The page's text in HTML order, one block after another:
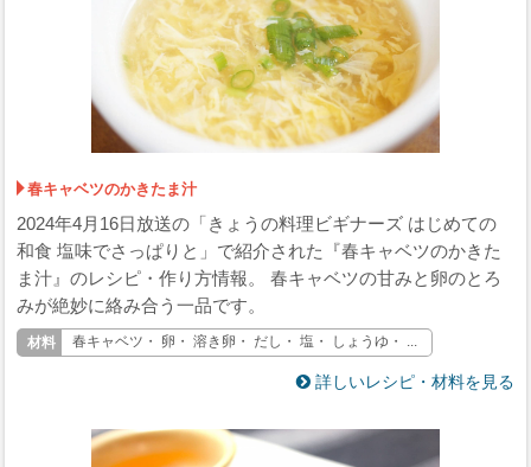
春キャベツのかきたま汁
2024年4月16日放送の「きょうの料理ビギナーズ はじめての
和食 塩味でさっぱりと」で紹介された『春キャベツのかきた
ま汁』のレシピ・作り方情報。 春キャベツの甘みと卵のとろ
みが絶妙に絡み合う一品です。
春キャベツ・ 卵・ 溶き卵・ だし・ 塩・ しょうゆ・ ...
詳しいレシピ・材料を見る